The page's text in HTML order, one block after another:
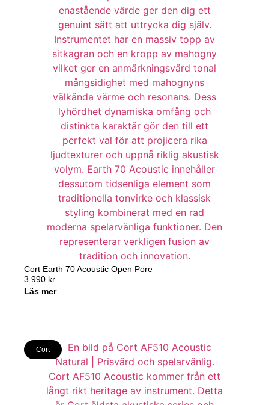
Cort Earth 70 Acoustic Open Pore
3 990 kr
Läs mer
Cort